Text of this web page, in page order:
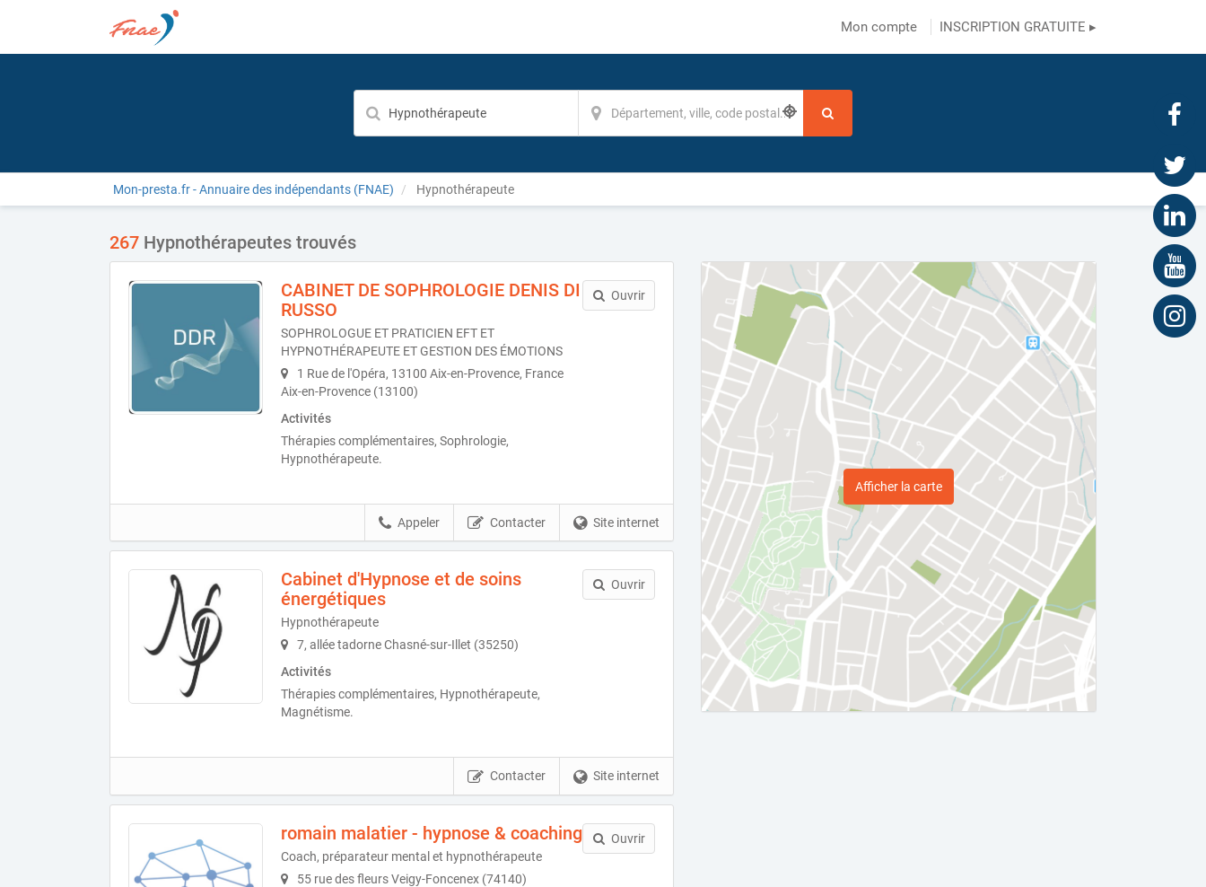
Mon compte INSCRIPTION GRATUITE ▸
Mon-presta.fr - Annuaire des indépendants (FNAE) Hypnothérapeute
267 Hypnothérapeutes trouvés
CABINET DE SOPHROLOGIE DENIS DI
RUSSO
SOPHROLOGUE ET PRATICIEN EFT ET
HYPNOTHÉRAPEUTE ET GESTION DES ÉMOTIONS
1 Rue de l'Opéra, 13100 Aix-en-Provence, France
Aix-en-Provence (13100)
Activités
Thérapies complémentaires, Sophrologie,
Hypnothérapeute.
Ouvrir
Site internet
Contacter
Appeler
Cabinet d'Hypnose et de soins
énergétiques
Hypnothérapeute
7, allée tadorne Chasné-sur-Illet (35250)
Activités
Thérapies complémentaires, Hypnothérapeute,
Magnétisme.
Ouvrir
Site internet
Contacter
romain malatier - hypnose & coaching
Coach, préparateur mental et hypnothérapeute
55 rue des fleurs Veigy-Foncenex (74140)
Ouvrir
Afficher la carte